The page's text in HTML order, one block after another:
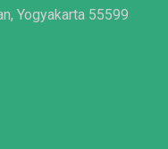
Yogyakarta 55599